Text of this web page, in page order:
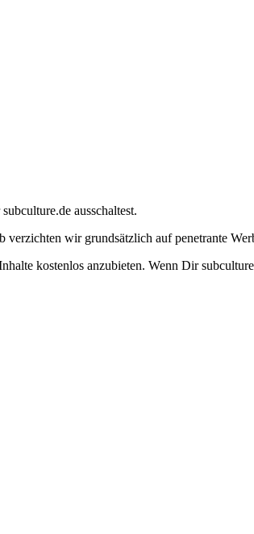
ausschaltest.
wir grundsätzlich auf penetrante
kostenlos anzubieten. Wenn Dir